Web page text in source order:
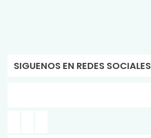
SIGUENOS EN REDES SOCIALES